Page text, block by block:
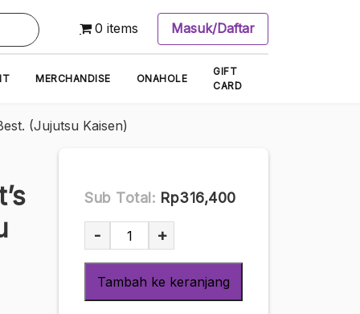
Masuk/Daftar
0 items
MERCHANDISE ONAHOLE
GIFT
CARD
(Jujutsu Kaisen)
Sub Total: Rp316,400
Kuantitas
[D0ujin
Parody]
(SKBojs
- +
Tambah ke keranjang